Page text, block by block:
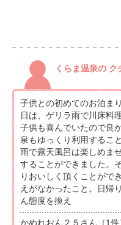
くらま温泉の ク
子供との初めてのお泊ま
日は、ゲリラ雨で川床料
子供も喜んでいたので良
泉もゆっくり利用するこ
雨で露天風呂は楽しめま
することができました。
りおいしく頂くことがで
えがなかったこと。日帰
ん態度を換え
かめれおん２５さん（1